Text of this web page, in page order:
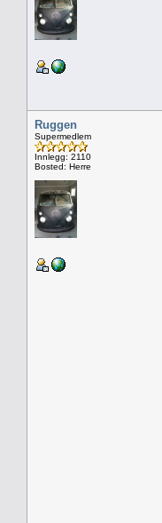
Ruggen
Supermedlem
Innlegg: 2110
Bosted: Herre